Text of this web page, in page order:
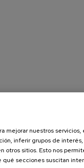
mejorar nuestros servicios,
inferir grupos de
otros sitios. Esto nos
secciones suscitan